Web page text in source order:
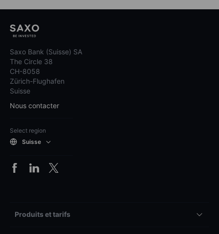
Saxo Bank (Suisse) SA
The Circle 38
CH-8058
Zürich-Flughafen
Suisse
Nous contacter
Select region
Suisse
Produits et tarifs